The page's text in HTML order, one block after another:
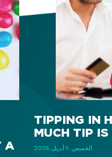
TIPPING IN
MUCH TIP
الخميس, 9 أبريل, 2026 A